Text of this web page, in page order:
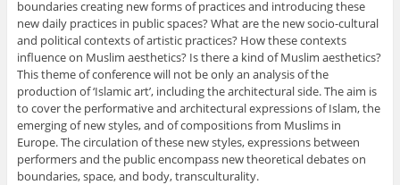
boundaries creating new forms of practices and introducing these
new daily practices in public spaces? What are the new socio-cultural
and political contexts of artistic practices? How these contexts
influence on Muslim aesthetics? Is there a kind of Muslim aesthetics?
This theme of conference will not be only an analysis of the
production of ‘Islamic art’, including the architectural side. The aim is
to cover the performative and architectural expressions of Islam, the
emerging of new styles, and of compositions from Muslims in
Europe. The circulation of these new styles, expressions between
performers and the public encompass new theoretical debates on
boundaries, space, and body, transculturality.